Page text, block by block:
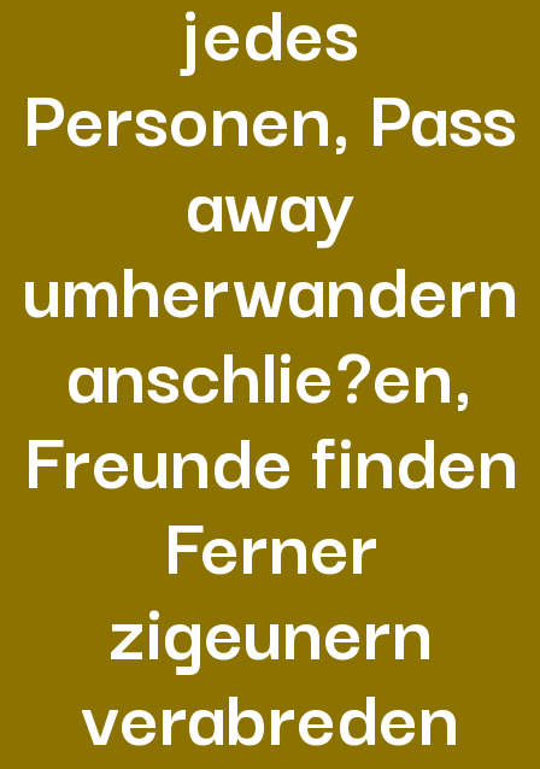
jedes
Personen, Pass
away
umherwandern
anschlie?en,
Freunde finden
Ferner
zigeunern
verabreden